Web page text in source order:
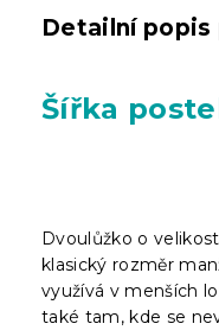
Detailní popis
Šířka
Dvoulůžko o
klasický rozměr
využívá v menších
také tam, kde se